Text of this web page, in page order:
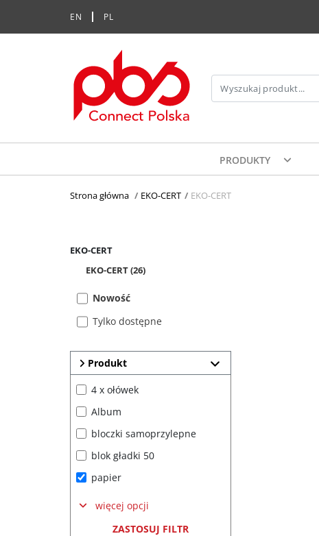
EN PL
PRODUKTY
Strona główna> EKO-CERT> EKO-CERT
EKO-CERT
EKO-CERT(26)
Nowość
Tylko dostępne
Produkt
4 x ołówek
Album
bloczki samoprzylepne
blok gładki 50
papier
więcej opcji
ZASTOSUJ FILTR